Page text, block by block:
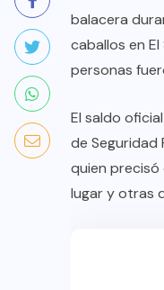
balacera
caballos en El
personas
El saldo
de Seguridad
quien precisó
lugar y otras